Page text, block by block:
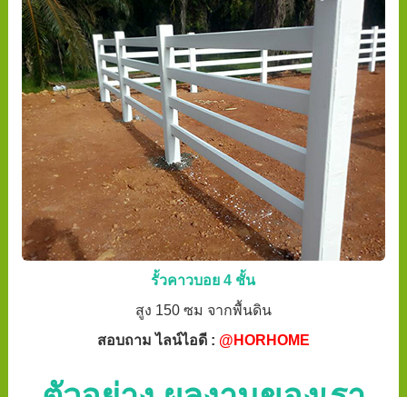
รั้วคาวบอย 4 ชั้น
สูง 150 ซม จากพื้นดิน
สอบถาม ไลน์ไอดี : @HORHOME